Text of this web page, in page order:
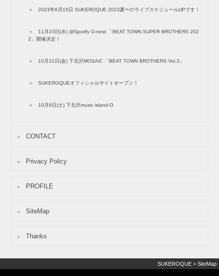
2023年6月15日 SUKEROQUE 2023夏〜のライブスケジュールUPです！
11月23日(水) @Spotify O-nest 「BEAT TOWN SUPER BROTHERS 202
2」開催決定！
10月21日(金) 下北沢MOSAiC 「BEAT TOWN BROTHERS Vol.3」
SUKEROQUEオフィシャルサイトオープン！
10月8日(土) 下北沢music island-O
CONTACT
Privacy Policy
PROFILE
SiteMap
Thanks
SUKEROQUE > SiteMap